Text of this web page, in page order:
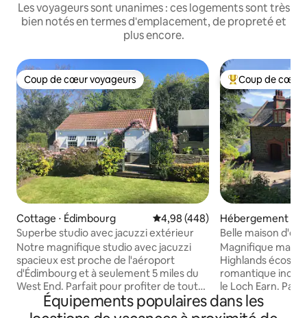
Les voyageurs sont unanimes : ces logements sont très
bien notés en termes d'emplacement, de propreté et
plus encore.
Coup de cœur voyageurs
Coup de cœur voyageurs
Cottage ⋅ Édimbourg Évaluation moyenne sur la
4,98 (448)
Superbe studio avec jacuzzi extérieur
Notre magnifique studio avec jacuzzi
spacieux est proche de l'aéroport
d'Édimbourg et à seulement 5 miles du
West End. Parfait pour profiter de tout
ce qu'Édimbourg offre, mais avec la
tranquillité d'un emplacement rural. Il
Coups de cœur
Coup de cœur
Hébergement ⋅
Belle maison
magnifique
Magnifique
Highlands
romantique
le Loch Earn. Parfait pour de longues
vacances ou une
ou entre amis,
Équipements populaires dans les